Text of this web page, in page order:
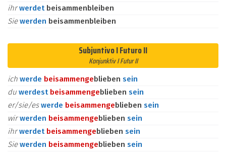
ihrwerdet beisammenbleiben
Siewerden beisammenbleiben
Subjuntivo I Futuro II
Konjunktiv I Futur II
ich werde beisammengeblieben sein
du werdest beisammengeblieben sein
er/sie/eswerde beisammengeblieben sein
wirwerden beisammengeblieben sein
ihrwerdet beisammengeblieben sein
Siewerden beisammengeblieben sein